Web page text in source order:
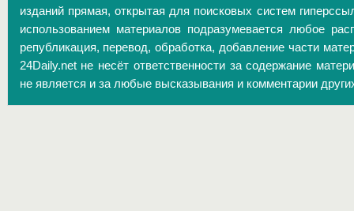
изданий прямая, открытая для поисковых систем
использованием материалов подразумевается любое
републикация, перевод, обработка, добавление части
24Daily.net не несёт ответственности за содержание
не является и за любые высказывания и комментарии